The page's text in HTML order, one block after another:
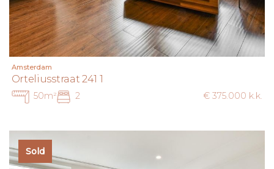
Amsterdam
Orteliusstraat 241 1
50m² 2 € 375.000 k.k.
Sold